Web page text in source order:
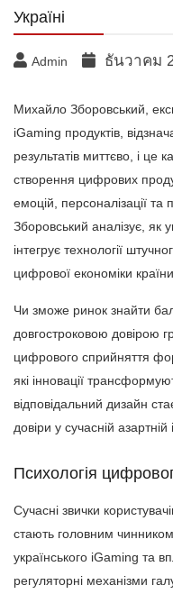
Україні
Admin ธันวาคม
Михайло Зборовський,
iGaming продуктів,
результатів миттєво, і це
створення цифрових
емоцій, персоналізації та
Зборовський аналізує, як
інтегрує технології
цифрової економіки
Чи зможе ринок знайти
довгостроковою довірою
цифрового сприйняття
які інновації
відповідальний дизайн
довіри у сучасній азартній
Психологія
Сучасні звички
стають головним
українського iGaming та
регуляторні механізми